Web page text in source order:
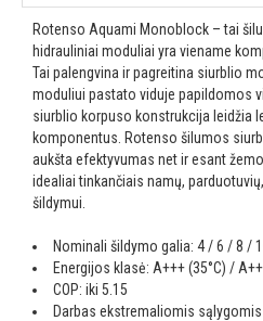
Rotenso Aquami Monoblock – tai
hidrauliniai moduliai yra viename
Tai palengvina ir pagreitina siurblio
moduliui pastato viduje papildomos
siurblio korpuso konstrukcija leidžia
komponentus. Rotenso šilumos
aukšta efektyvumas net ir esant
idealiai tinkančiais namų,
šildymui.
Nominali šildymo galia: 4 / 6 / 8 /
Energijos klasė: A+++ (35°C) /
COP: iki 5.15
Darbas ekstremaliomis sąlygomis